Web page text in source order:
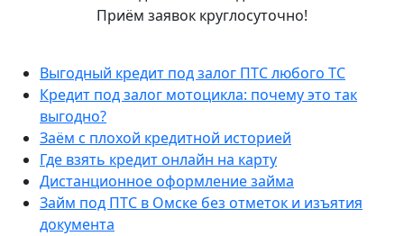
Приём заявок круглосуточно!
Выгодный кредит под залог ПТС любого ТС
Кредит под залог мотоцикла: почему это так
выгодно?
Заём с плохой кредитной историей
Где взять кредит онлайн на карту
Дистанционное оформление займа
Займ под ПТС в Омске без отметок и изъятия
документа